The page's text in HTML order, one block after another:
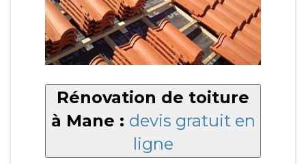
Rénovation de toiture
à Mane : devis gratuit en
ligne